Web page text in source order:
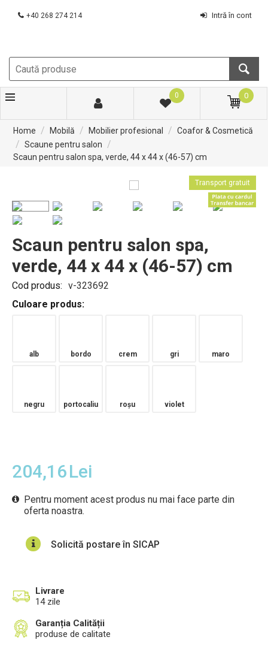
+40 268 274 214 Intră în cont
0 0
Home / Mobilă / Mobilier profesional / Coafor & Cosmetică
/ Scaune pentru salon /
Scaun pentru salon spa, verde, 44 x 44 x (46-57) cm
Transport gratuit
Scaun pentru salon spa,
verde, 44 x 44 x (46-57) cm
Cod produs: v-323692
Culoare produs:
alb bordo crem gri maro
negru portocaliu roșu violet
204,16Lei
Pentru moment acest produs nu mai face parte din
oferta noastra.
Solicită postare în SICAP
Livrare
14 zile
Garanția Calității
produse de calitate